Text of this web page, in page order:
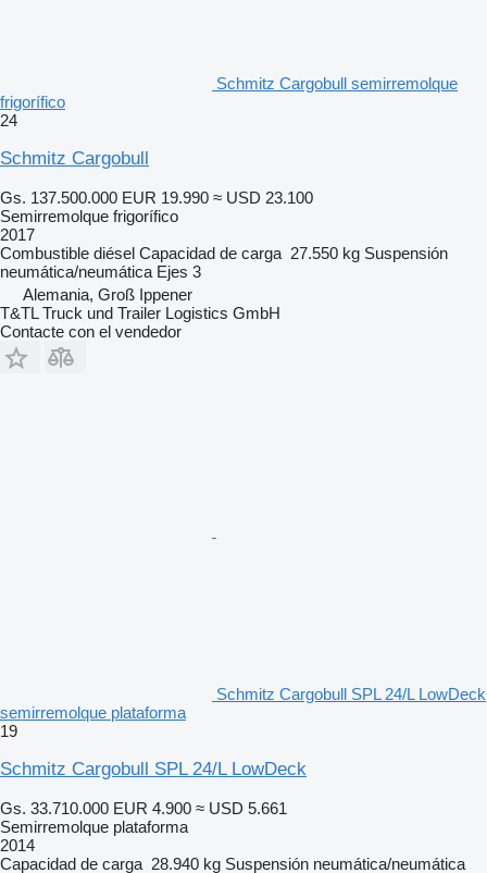
Schmitz Cargobull semirremolque
frigorífico
24
Schmitz Cargobull
Gs. 137.500.000 EUR 19.990 ≈ USD 23.100
Semirremolque frigorífico
2017
Combustible diésel Capacidad de carga 27.550 kg Suspensión
neumática/neumática Ejes 3
Alemania, Groß Ippener
T&TL Truck und Trailer Logistics GmbH
Contacte con el vendedor
Schmitz Cargobull SPL 24/L LowDeck
semirremolque plataforma
19
Schmitz Cargobull SPL 24/L LowDeck
Gs. 33.710.000 EUR 4.900 ≈ USD 5.661
Semirremolque plataforma
2014
Capacidad de carga 28.940 kg Suspensión neumática/neumática